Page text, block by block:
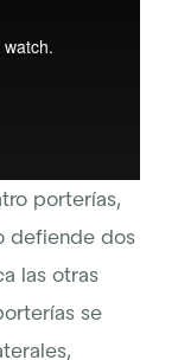
porterías,
defiende dos
las otras
se